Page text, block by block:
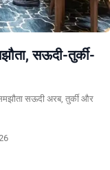
सऊदी-तुर्की-
समझौता सऊदी अरब, तुर्की और